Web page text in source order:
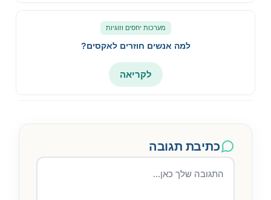
מערכות יחסים וזוגיות
למה אנשים חוזרים לאקסים?
לקריאה
כתיבת תגובה